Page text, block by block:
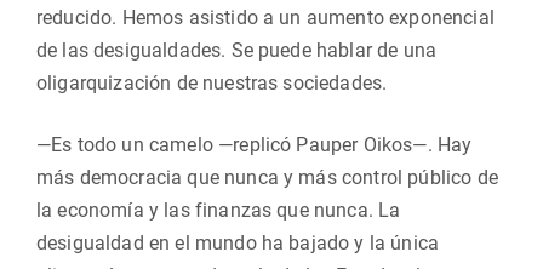
reducido. Hemos asistido a un aumento exponencial
de las desigualdades. Se puede hablar de una
oligarquización de nuestras sociedades.
—Es todo un camelo —replicó Pauper Oikos—. Hay
más democracia que nunca y más control público de
la economía y las finanzas que nunca. La
desigualdad en el mundo ha bajado y la única